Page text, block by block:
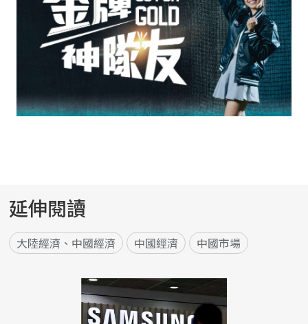
延伸閱讀
大陸經濟、中國經濟 中國經濟 中國市場